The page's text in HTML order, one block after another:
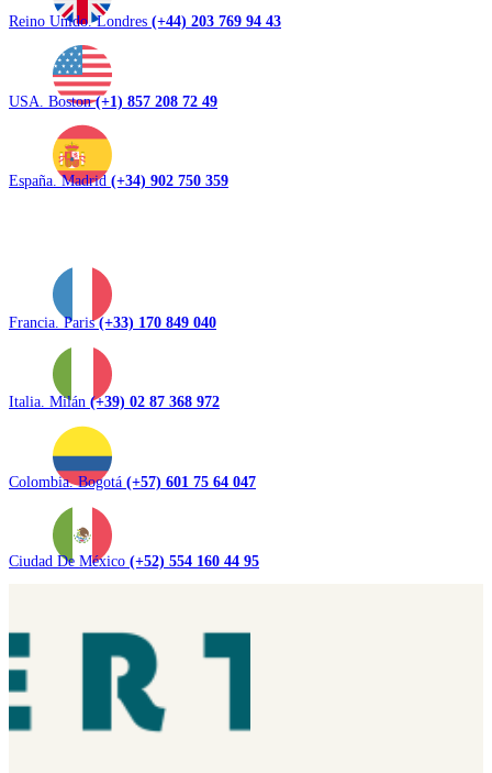
Reino Unido. Londres (+44) 203 769 94 43
USA. Boston(+1) 857 208 72 49
España. Madrid (+34) 902 750 359
Francia. Paris(+33) 170 849 040
Italia. Milán (+39) 02 87 368 972
Colombia. Bogotá (+57) 601 75 64 047
Ciudad De México (+52) 554 160 44 95